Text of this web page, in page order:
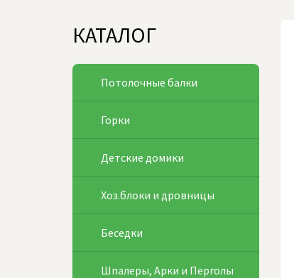
КАТАЛОГ
Потолочные балки
Горки
Детские домики
Хоз.блоки и дровницы
Беседки
Шпалеры, Арки и Перголы